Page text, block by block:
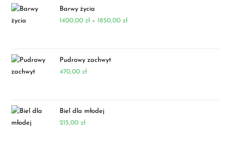
Barwy życia
1400,00zł – 1850,00zł
Pudrowy zachwyt
470,00zł
Biel dla młodej
215,00zł